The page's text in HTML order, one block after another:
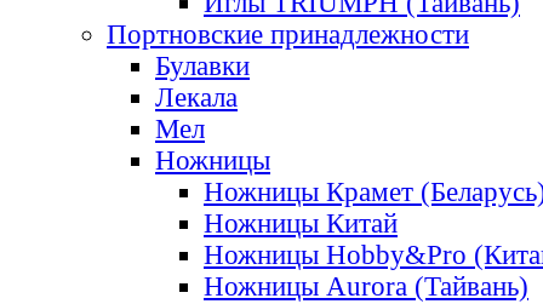
Портновские принадлежности
Булавки
Лекала
Мел
Ножницы
Ножницы Крамет
Ножницы Китай
Ножницы Hobby&Pro
Ножницы Aurora (Тайвань)